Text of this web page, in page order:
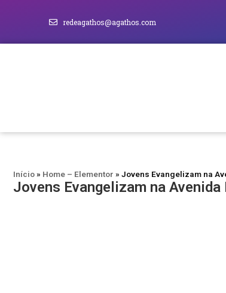
redeagathos@agathos.com
Início» Home – Elementor » Jovens Evangelizam na
Jovens Evangelizam na